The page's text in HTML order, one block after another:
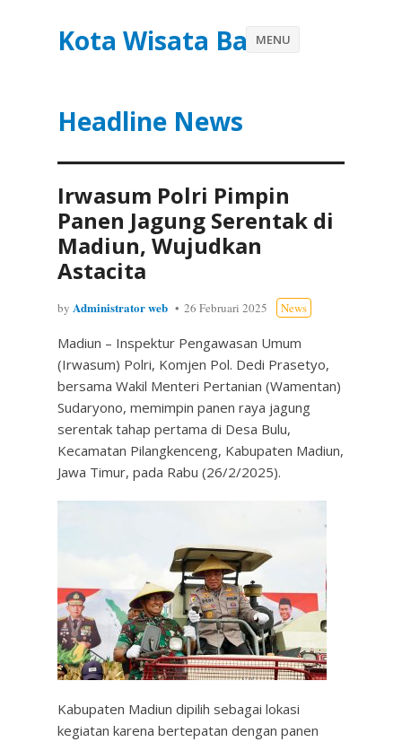
Kota Wisata Batu
Headline News
MENU
Irwasum Polri Pimpin
Panen Jagung Serentak di
Madiun, Wujudkan
Astacita
by Administrator web 26 Februari 2025 News
Madiun – Inspektur Pengawasan Umum
(Irwasum) Polri, Komjen Pol. Dedi Prasetyo,
bersama Wakil Menteri Pertanian (Wamentan)
Sudaryono, memimpin panen raya jagung
serentak tahap pertama di Desa Bulu,
Kecamatan Pilangkenceng, Kabupaten Madiun,
Jawa Timur, pada Rabu (26/2/2025).
Kabupaten Madiun dipilih sebagai lokasi
kegiatan karena bertepatan dengan panen